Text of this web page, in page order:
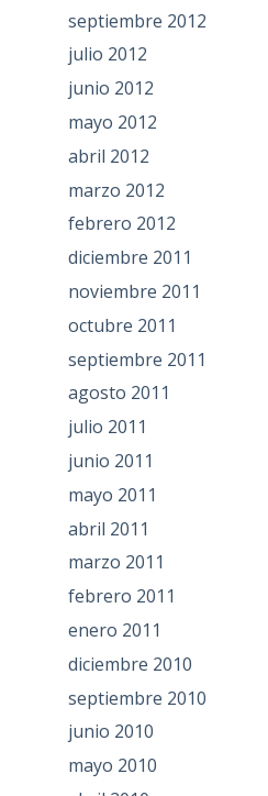
septiembre 2012
julio 2012
junio 2012
mayo 2012
abril 2012
marzo 2012
febrero 2012
diciembre 2011
noviembre 2011
octubre 2011
septiembre 2011
agosto 2011
julio 2011
junio 2011
mayo 2011
abril 2011
marzo 2011
febrero 2011
enero 2011
diciembre 2010
septiembre 2010
junio 2010
mayo 2010